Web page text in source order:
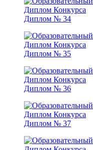
Диплом № 34
Диплом № 35
Диплом № 36
Диплом № 37